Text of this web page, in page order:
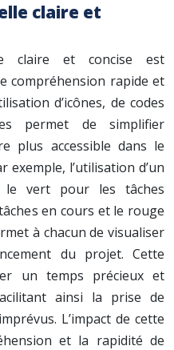
claire et
claire et concise est
compréhension rapide et
d’icônes, de codes
permet de simplifier
plus accessible dans le
exemple, l’utilisation d’un
le vert pour les tâches
en cours et le rouge
à chacun de visualiser
du projet. Cette
un temps précieux et
ainsi la prise de
L’impact de cette
et la rapidité de